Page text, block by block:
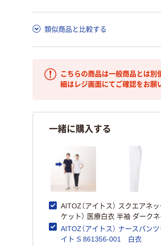
類似商品と比較する
こちらの商品は一般商品とは別
細はレジ画面にてご確認をお願
一緒に購入する
AITOZ（アイトス） スクエアネ
ケット） 医療白衣 半袖 ダーク
AITOZ（アイトス） ナースパン
イト S 861356-001 白衣